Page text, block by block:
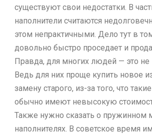
существуют свои недостатки. В
наполнители считаются
этом непрактичными. Дело тут в
довольно быстро проседает и
Правда, для многих людей — это не
Ведь для них проще купить новое
замену старого, из-за того, что
обычно имеют невысокую
Также нужно сказать о пружинном
наполнителях. В советское время